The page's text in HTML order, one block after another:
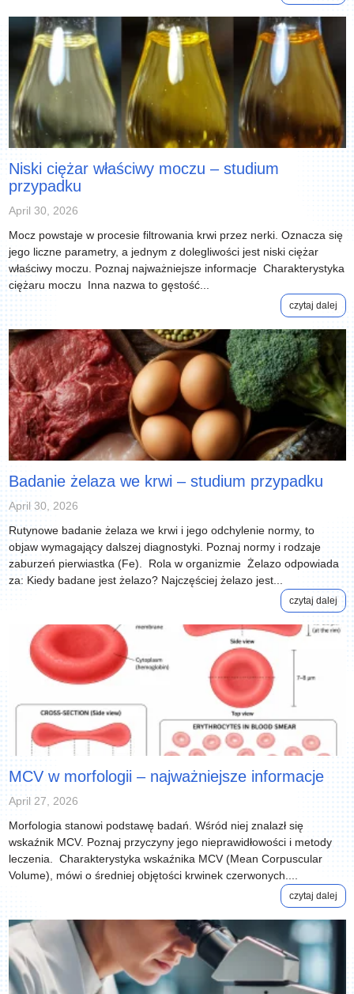
Niski ciężar właściwy moczu – studium
przypadku
April 30, 2026
Mocz powstaje w procesie filtrowania krwi przez nerki. Oznacza się
jego liczne parametry, a jednym z dolegliwości jest niski ciężar
właściwy moczu. Poznaj najważniejsze informacje Charakterystyka
ciężaru moczu Inna nazwa to gęstość...
czytaj dalej
Badanie żelaza we krwi – studium przypadku
April 30, 2026
Rutynowe badanie żelaza we krwi i jego odchylenie normy, to
objaw wymagający dalszej diagnostyki. Poznaj normy i rodzaje
zaburzeń pierwiastka (Fe). Rola w organizmie Żelazo odpowiada
za: Kiedy badane jest żelazo? Najczęściej żelazo jest...
czytaj dalej
MCV w morfologii – najważniejsze informacje
April 27, 2026
Morfologia stanowi podstawę badań. Wśród niej znalazł się
wskaźnik MCV. Poznaj przyczyny jego nieprawidłowości i metody
leczenia. Charakterystyka wskaźnika MCV (Mean Corpuscular
Volume), mówi o średniej objętości krwinek czerwonych....
czytaj dalej